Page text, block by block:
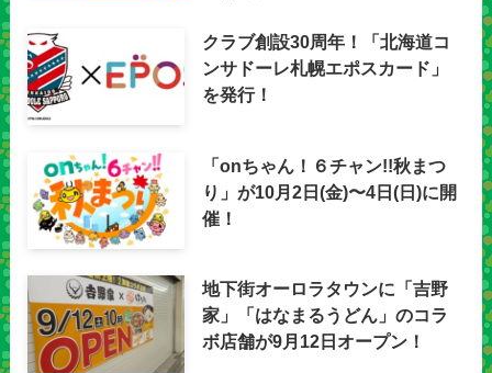
クラブ創設30周年！「北海道コ
ンサドーレ札幌エポスカード」
を発行！
「onちゃん！６チャン!!秋まつ
り」が10月2日(金)〜4日(日)に開
催！
地下街オーロラタウンに「吉野
家」「はなまるうどん」のコラ
ボ店舗が9月12日オープン！